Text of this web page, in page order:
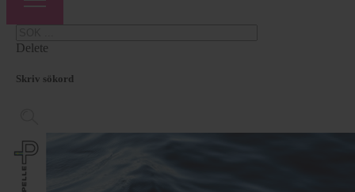
Delete
Skriv sökord